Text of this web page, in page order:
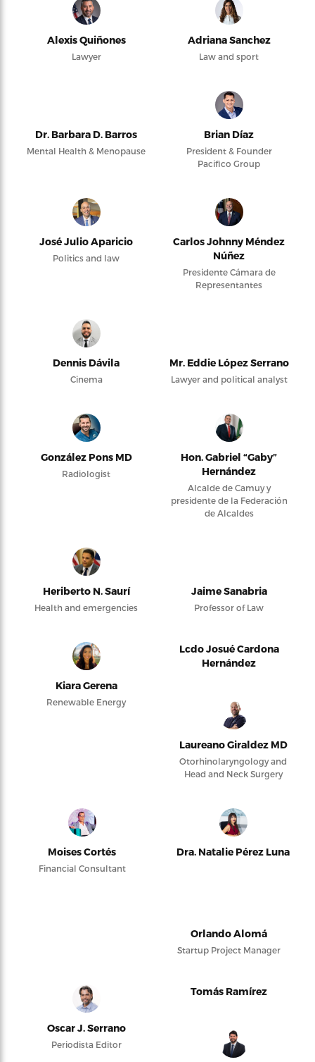
Alexis Quiñones
Lawyer
Adriana Sanchez
Law and sport
Dr. Barbara D. Barros
Mental Health & Menopause
Brian Díaz
President & Founder
Pacifico Group
José Julio Aparicio
Politics and law
Carlos Johnny Méndez
Núñez
Presidente Cámara de
Representantes
Dennis Dávila
Cinema
Mr. Eddie López Serrano
Lawyer and political analyst
González Pons MD
Radiologist
Hon. Gabriel “Gaby”
Hernández
Alcalde de Camuy y
presidente de la Federación
de Alcaldes
Heriberto N. Saurí
Health and emergencies
Jaime Sanabria
Professor of Law
Kiara Gerena
Renewable Energy
Lcdo Josué Cardona
Hernández
Laureano Giraldez MD
Otorhinolaryngology and
Head and Neck Surgery
Moises Cortés
Financial Consultant
Dra. Natalie Pérez Luna
Orlando Alomá
Startup Project Manager
Oscar J. Serrano
Periodista Editor
Tomás Ramírez